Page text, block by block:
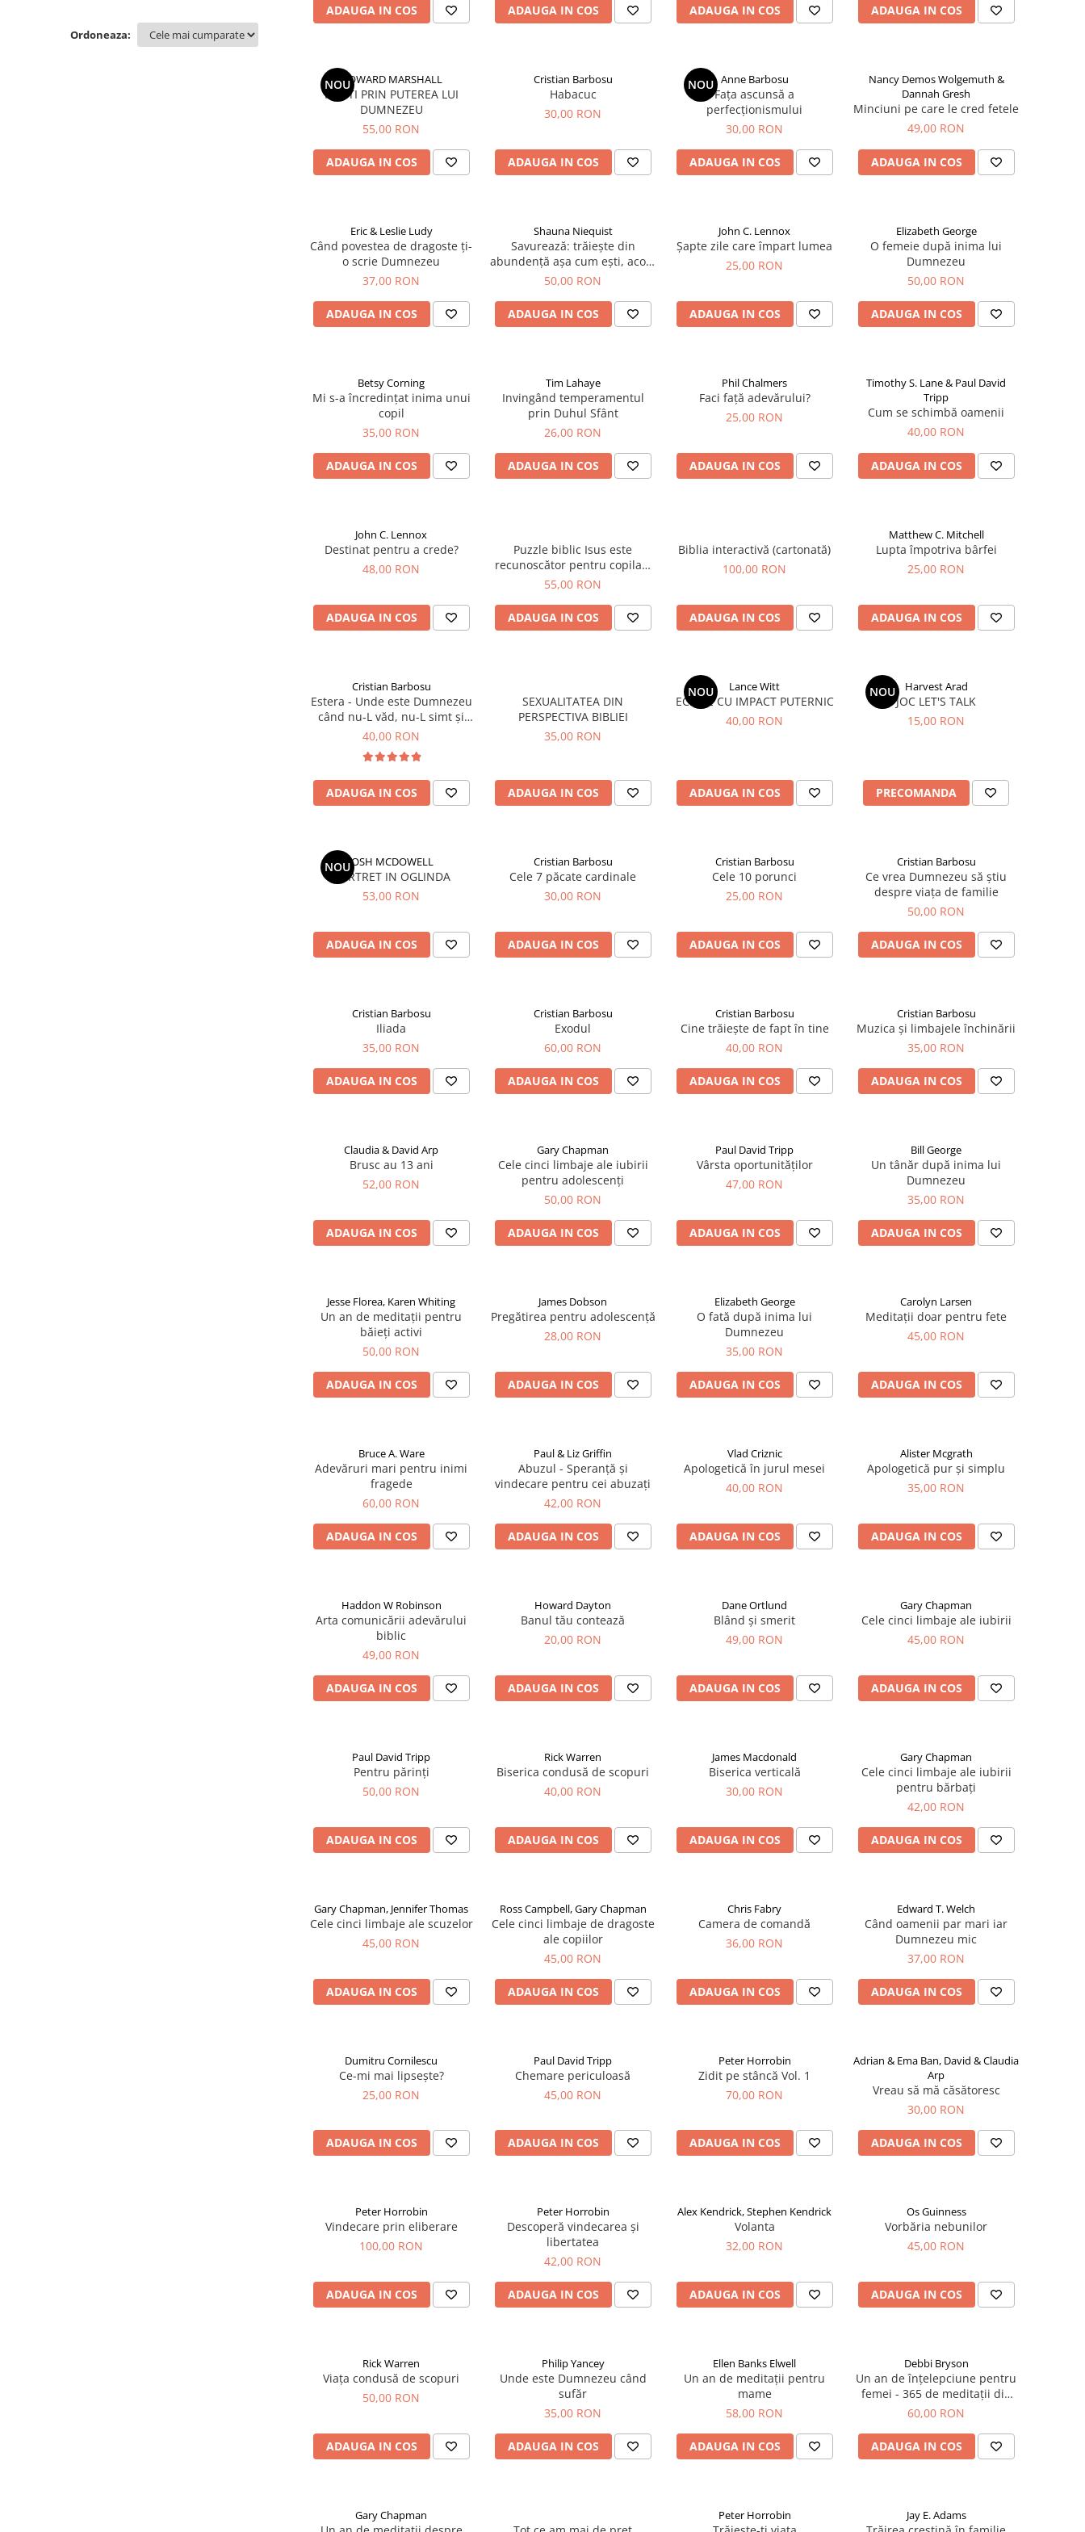
Prietenie, Logodnă și Căsătorie
Ordoneaza:
ADAUGA IN COS ADAUGA IN COS ADAUGA IN COS ADAUGA IN COS
NOUHOWARD MARSHALL
PAZITI PRIN PUTEREA LUI
DUMNEZEU
55,00 RON
ADAUGA IN COS
Cristian Barbosu
Habacuc
30,00 RON
ADAUGA IN COS
NOU Anne Barbosu
Fața ascunsă a
perfecționismului
30,00 RON
ADAUGA IN COS
Nancy Demos Wolgemuth &
Dannah Gresh
Minciuni pe care le cred fetele
49,00 RON
ADAUGA IN COS
Eric & Leslie Ludy
Când povestea de dragoste ți-
o scrie Dumnezeu
37,00 RON
ADAUGA IN COS
Shauna Niequist
Savurează: trăiește din
abundență așa cum ești, acolo
unde ești
50,00 RON
ADAUGA IN COS
John C. Lennox
Șapte zile care împart lumea
25,00 RON
ADAUGA IN COS
Elizabeth George
O femeie după inima lui
Dumnezeu
50,00 RON
ADAUGA IN COS
Betsy Corning
Mi s-a încredințat inima unui
copil
35,00 RON
ADAUGA IN COS
Tim Lahaye
Invingând temperamentul
prin Duhul Sfânt
26,00 RON
ADAUGA IN COS
Phil Chalmers
Faci față adevărului?
25,00 RON
ADAUGA IN COS
Timothy S. Lane & Paul David
Tripp
Cum se schimbă oamenii
40,00 RON
ADAUGA IN COS
John C. Lennox
Destinat pentru a crede?
48,00 RON
ADAUGA IN COS
Puzzle biblic Isus este
recunoscător pentru copilași
(500 Piese)
55,00 RON
ADAUGA IN COS
Biblia interactivă (cartonată)
100,00 RON
ADAUGA IN COS
Matthew C. Mitchell
Lupta împotriva bârfei
25,00 RON
ADAUGA IN COS
Cristian Barbosu
Estera - Unde este Dumnezeu
când nu-L văd, nu-L simt și
nu-l aud?
40,00 RON
ADAUGA IN COS
SEXUALITATEA DIN
PERSPECTIVA BIBLIEI
35,00 RON
ADAUGA IN COS
NOU Lance Witt
ECHIPE CU IMPACT PUTERNIC
40,00 RON
ADAUGA IN COS
NOU Harvest Arad
JOC LET'S TALK
15,00 RON
PRECOMANDA
NOUJOSH MCDOWELL
PORTRET IN OGLINDA
53,00 RON
ADAUGA IN COS
Cristian Barbosu
Cele 7 păcate cardinale
30,00 RON
ADAUGA IN COS
Cristian Barbosu
Cele 10 porunci
25,00 RON
ADAUGA IN COS
Cristian Barbosu
Ce vrea Dumnezeu să știu
despre viața de familie
50,00 RON
ADAUGA IN COS
Cristian Barbosu
Iliada
35,00 RON
ADAUGA IN COS
Cristian Barbosu
Exodul
60,00 RON
ADAUGA IN COS
Cristian Barbosu
Cine trăiește de fapt în tine
40,00 RON
ADAUGA IN COS
Cristian Barbosu
Muzica și limbajele închinării
35,00 RON
ADAUGA IN COS
Claudia & David Arp
Brusc au 13 ani
52,00 RON
ADAUGA IN COS
Gary Chapman
Cele cinci limbaje ale iubirii
pentru adolescenți
50,00 RON
ADAUGA IN COS
Paul David Tripp
Vârsta oportunităților
47,00 RON
ADAUGA IN COS
Bill George
Un tânăr după inima lui
Dumnezeu
35,00 RON
ADAUGA IN COS
Jesse Florea, Karen Whiting
Un an de meditații pentru
băieți activi
50,00 RON
ADAUGA IN COS
James Dobson
Pregătirea pentru adolescență
28,00 RON
ADAUGA IN COS
Elizabeth George
O fată după inima lui
Dumnezeu
35,00 RON
ADAUGA IN COS
Carolyn Larsen
Meditații doar pentru fete
45,00 RON
ADAUGA IN COS
Bruce A. Ware
Adevăruri mari pentru inimi
fragede
60,00 RON
ADAUGA IN COS
Paul & Liz Griffin
Abuzul - Speranță și
vindecare pentru cei abuzați
42,00 RON
ADAUGA IN COS
Vlad Criznic
Apologetică în jurul mesei
40,00 RON
ADAUGA IN COS
Alister Mcgrath
Apologetică pur și simplu
35,00 RON
ADAUGA IN COS
Haddon W Robinson
Arta comunicării adevărului
biblic
49,00 RON
ADAUGA IN COS
Howard Dayton
Banul tău contează
20,00 RON
ADAUGA IN COS
Dane Ortlund
Blând și smerit
49,00 RON
ADAUGA IN COS
Gary Chapman
Cele cinci limbaje ale iubirii
45,00 RON
ADAUGA IN COS
Paul David Tripp
Pentru părinți
50,00 RON
ADAUGA IN COS
Rick Warren
Biserica condusă de scopuri
40,00 RON
ADAUGA IN COS
James Macdonald
Biserica verticală
30,00 RON
ADAUGA IN COS
Gary Chapman
Cele cinci limbaje ale iubirii
pentru bărbați
42,00 RON
ADAUGA IN COS
Gary Chapman, Jennifer Thomas
Cele cinci limbaje ale scuzelor
45,00 RON
ADAUGA IN COS
Ross Campbell, Gary Chapman
Cele cinci limbaje de dragoste
ale copiilor
45,00 RON
ADAUGA IN COS
Chris Fabry
Camera de comandă
36,00 RON
ADAUGA IN COS
Edward T. Welch
Când oamenii par mari iar
Dumnezeu mic
37,00 RON
ADAUGA IN COS
Dumitru Cornilescu
Ce-mi mai lipsește?
25,00 RON
ADAUGA IN COS
Paul David Tripp
Chemare periculoasă
45,00 RON
ADAUGA IN COS
Peter Horrobin
Zidit pe stâncă Vol. 1
70,00 RON
ADAUGA IN COS
Adrian & Ema Ban, David & Claudia
Arp
Vreau să mă căsătoresc
30,00 RON
ADAUGA IN COS
Peter Horrobin
Vindecare prin eliberare
100,00 RON
ADAUGA IN COS
Peter Horrobin
Descoperă vindecarea și
libertatea
42,00 RON
ADAUGA IN COS
Alex Kendrick, Stephen Kendrick
Volanta
32,00 RON
ADAUGA IN COS
Os Guinness
Vorbăria nebunilor
45,00 RON
ADAUGA IN COS
Rick Warren
Viața condusă de scopuri
50,00 RON
ADAUGA IN COS
Philip Yancey
Unde este Dumnezeu când
sufăr
35,00 RON
ADAUGA IN COS
Ellen Banks Elwell
Un an de meditații pentru
mame
58,00 RON
ADAUGA IN COS
Debbi Bryson
Un an de înțelepciune pentru
femei - 365 de meditații din
Proverbe
60,00 RON
ADAUGA IN COS
Gary Chapman Peter Horrobin Jay E. Adams